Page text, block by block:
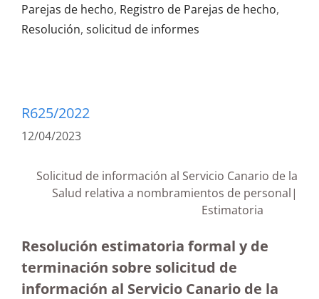
Parejas de hecho, Registro de Parejas de hecho,
Resolución, solicitud de informes
R625/2022
12/04/2023
Solicitud de información al Servicio Canario de la
Salud relativa a nombramientos de personal|
Estimatoria
Resolución estimatoria formal y de
terminación sobre solicitud de
información al Servicio Canario de la